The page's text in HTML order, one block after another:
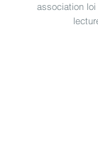
association